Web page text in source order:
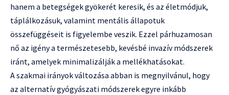
hanem a betegségek gyökerét keresik, és az életmódjuk,
táplálkozásuk, valamint mentális állapotuk
összefüggéseit is figyelembe veszik. Ezzel párhuzamosan
nő az igény a természetesebb, kevésbé invazív módszerek
iránt, amelyek minimalizálják a mellékhatásokat.
A szakmai irányok változása abban is megnyilvánul, hogy
az alternatív gyógyászati módszerek egyre inkább